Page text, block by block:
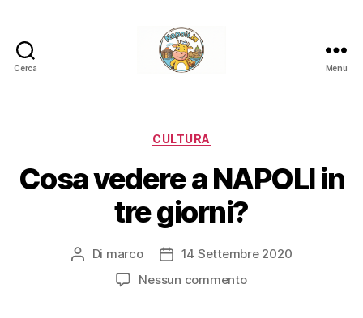
Cerca Menu
Categorie
CULTURA
Cosa vedere a NAPOLI in
tre giorni?
Autore
articolo
Di marco
Data14 Settembre 2020
Nessun commentosu